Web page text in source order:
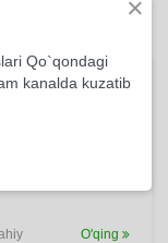
ijtimoiy-
qolmaslikka
O'qing
×
Qo`qondagi
kanalda kuzatib